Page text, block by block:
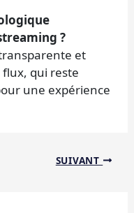
?
et
flux, qui reste
une expérience
SUIVANT